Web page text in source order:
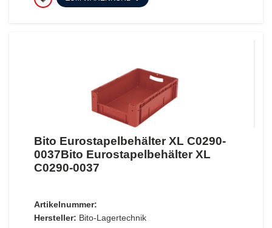
Bito Eurostapelbehälter XL C0290-
0037Bito Eurostapelbehälter XL
C0290-0037
Artikelnummer:
Hersteller: Bito-Lagertechnik